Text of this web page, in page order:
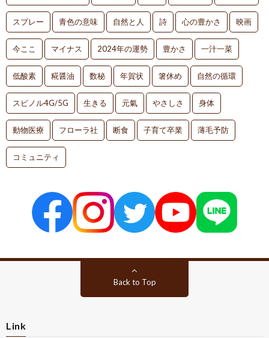
スプレー 青色の意味 自然と人 詩 心の豊かさ 映画
今ここ マイナス 2024年の運勢 豊かさ 一汁一菜
低酸素 糀醤油 数秘 年賀状 箸休め 自然の循環
スピノル4G/5G 生きる 元氣 やさしさ 身体
動物医療 フローラ社 断食 子育て卒業 薄毛予防
コミュニティ
Back to Top
Link